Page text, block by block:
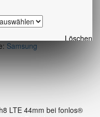
Löschen
Samsung
LTE 44mm bei fonlos®